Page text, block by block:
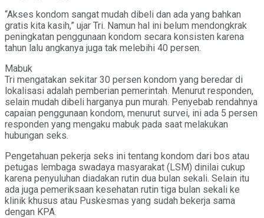
“Akses kondom sangat mudah dibeli dan ada yang bahkan
gratis kita kasih,” ujar Tri. Namun hal ini belum mendongkrak
peningkatan penggunaan kondom secara konsisten karena
tahun lalu angkanya juga tak melebihi 40 persen.
Mabuk
Tri mengatakan sekitar 30 persen kondom yang beredar di
lokalisasi adalah pemberian pemerintah. Menurut responden,
selain mudah dibeli harganya pun murah. Penyebab rendahnya
capaian penggunaan kondom, menurut survei, ini ada 5 persen
responden yang mengaku mabuk pada saat melakukan
hubungan seks.
Pengetahuan pekerja seks ini tentang kondom dari bos atau
petugas lembaga swadaya masyarakat (LSM) dinilai cukup
karena penyuluhan diadakan rutin dua bulan sekali. Selain itu
ada juga pemeriksaan kesehatan rutin tiga bulan sekali ke
klinik khusus atau Puskesmas yang sudah bekerja sama
dengan KPA.